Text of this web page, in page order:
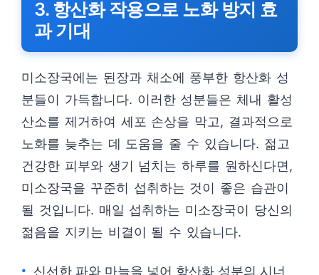
3. 항산화 작용으로 노화 방지 효
과 기대
미소장국에는 된장과 채소에 풍부한 항산화 성
분들이 가득합니다. 이러한 성분들은 체내 활성
산소를 제거하여 세포 손상을 막고, 결과적으로
노화를 늦추는 데 도움을 줄 수 있습니다. 젊고
건강한 피부와 생기 넘치는 하루를 원하신다면,
미소장국을 꾸준히 섭취하는 것이 좋은 습관이
될 것입니다. 매일 섭취하는 미소장국이 당신의
젊음을 지키는 비결이 될 수 있습니다.
신선한 파와 마늘을 넣어 항산화 성분의 시너